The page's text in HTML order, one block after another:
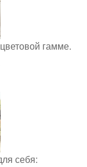
гамме.
себя: